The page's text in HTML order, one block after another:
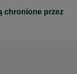
chronione przez